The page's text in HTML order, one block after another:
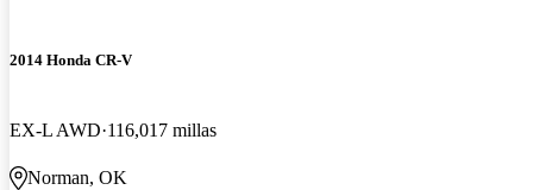
2014 Honda CR-V
EX-L AWD 116,017 millas
Norman, OK